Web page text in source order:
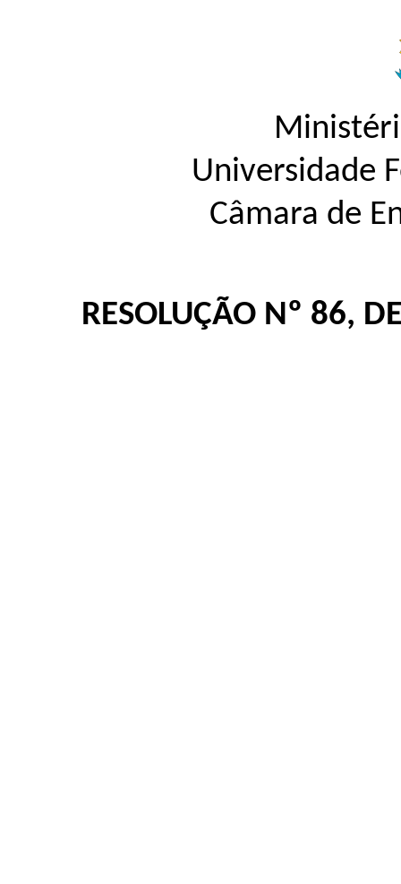
Universidade
Câmara de
RESOLUÇÃO Nº 86,